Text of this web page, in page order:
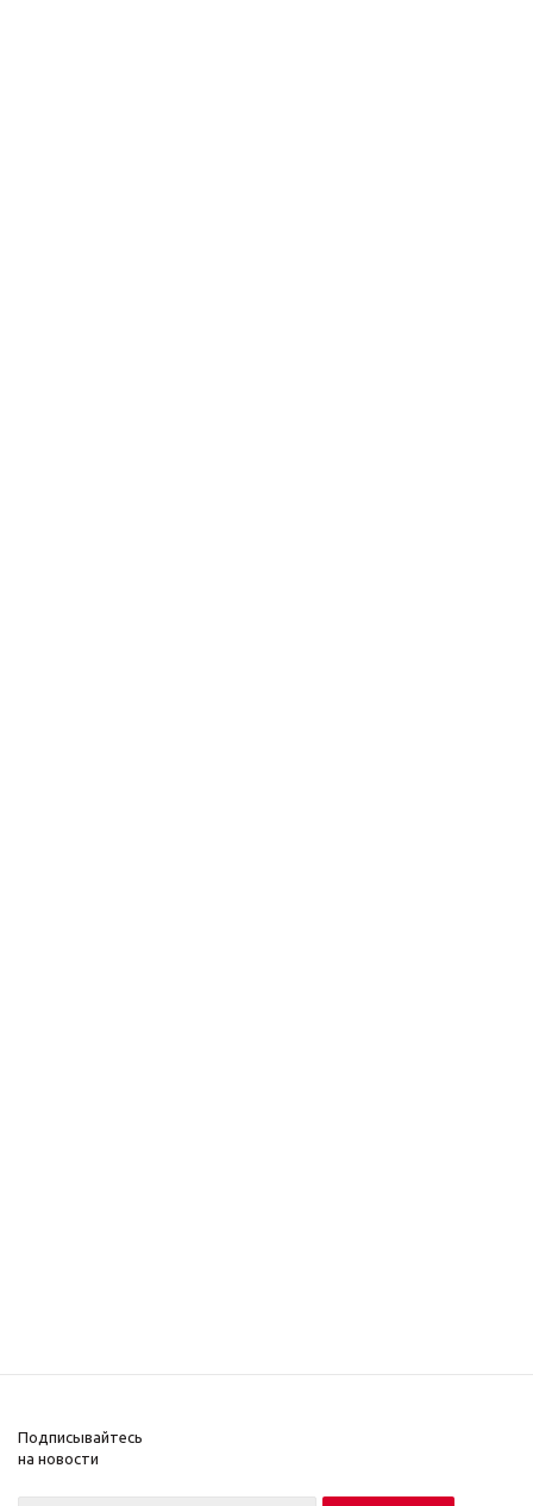
Подписывайтесь
на новости